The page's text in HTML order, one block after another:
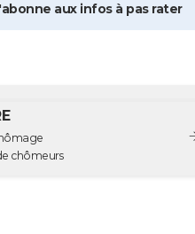
aux infos à pas rater
chômeurs